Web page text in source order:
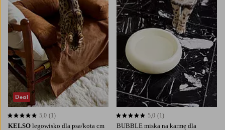
KELSO legowisko dla psa/kota cm
5,0 opierając się na 1 ocenach
5,0 (1)
Deal
BUBBLE miska na karmę dla
5,0 opierając się na 1 ocenach
5,0 (1)